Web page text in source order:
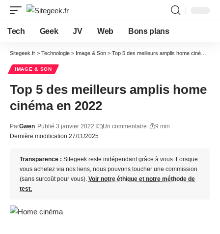
Tech Geek JV Web Bons plans
Sitegeek.fr > Technologie > Image & Son > Top 5 des meilleurs amplis home cinéma en 2022
IMAGE & SON
Top 5 des meilleurs amplis home
cinéma en 2022
Dernière modification 27/11/2025
ParGwen Publié 3 janvier 2022 Un commentaire 9 min
Transparence : Sitegeek reste indépendant grâce à vous. Lorsque
vous achetez via nos liens, nous pouvons toucher une commission
(sans surcoût pour vous). Voir notre éthique et notre méthode de
test.